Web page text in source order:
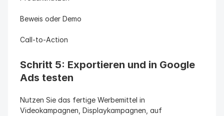
Beweis oder Demo
Call-to-Action
Schritt 5: Exportieren und in Google
Ads testen
Nutzen Sie das fertige Werbemittel in
Videokampagnen, Displaykampagnen, auf